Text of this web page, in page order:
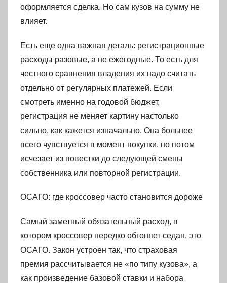
оформляется сделка. Но сам кузов на сумму не
влияет.
Есть еще одна важная деталь: регистрационные
расходы разовые, а не ежегодные. То есть для
честного сравнения владения их надо считать
отдельно от регулярных платежей. Если
смотреть именно на годовой бюджет,
регистрация не меняет картину настолько
сильно, как кажется изначально. Она больнее
всего чувствуется в момент покупки, но потом
исчезает из повестки до следующей смены
собственника или повторной регистрации.
ОСАГО: где кроссовер часто становится дороже
Самый заметный обязательный расход, в
котором кроссовер нередко обгоняет седан, это
ОСАГО. Закон устроен так, что страховая
премия рассчитывается не «по типу кузова», а
как произведение базовой ставки и набора